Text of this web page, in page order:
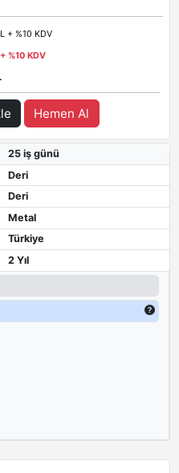
+ %10 KDV
%10 KDV
Hemen Al
25 iş günü
Deri
Deri
Metal
Türkiye
2 Yıl